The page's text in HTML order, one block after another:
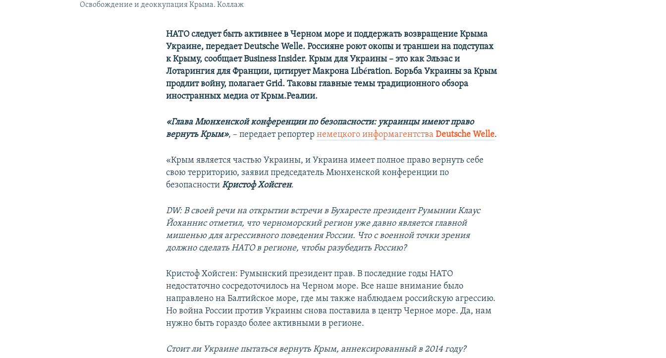
Освобождение и деоккупация Крыма. Коллаж
НАТО следует быть активнее в Черном море и поддержать возвращение Крыма
Украине, передает Deutsche Welle. Россияне роют окопы и траншеи на подступах
к Крыму, сообщает Вusiness Іnsider. Крым для Украины – это как Эльзас и
Лотарингия для Франции, цитирует Макрона Libération. Борьба Украины за Крым
продлит войну, полагает Grid. Таковы главные темы традиционного обзора
иностранных медиа от Крым.Реалии.
«Глава Мюнхенской конференции по безопасности: украинцы имеют право
вернуть Крым», – передает репортернемецкого информагентстваDeutsche Welle.
«Крым является частью Украины, и Украина имеет полное право вернуть себе
свою территорию, заявил председатель Мюнхенской конференции по
безопасностиКристоф Хойсген.
DW: В своей речи на открытии встречи в Бухаресте президент Румынии Клаус
Йоханнис отметил, что черноморский регион уже давно является главной
мишенью для агрессивного поведения России. Что с военной точки зрения
должно сделать НАТО в регионе, чтобы разубедить Россию?
Кристоф Хойсген: Румынский президент прав. В последние годы НАТО
недостаточно сосредоточилось на Черном море. Все наше внимание было
направлено на Балтийское море, где мы также наблюдаем российскую агрессию.
Но война России против Украины снова поставила в центр Черное море. Да, нам
нужно быть гораздо более активными в регионе.
Стоит ли Украине пытаться вернуть Крым, аннексированный в 2014 году?